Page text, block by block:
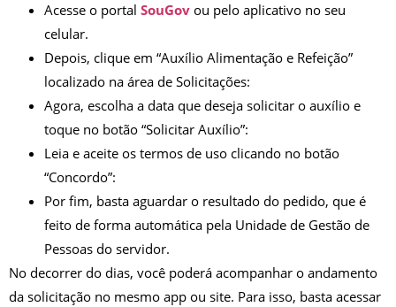
Acesse o portal SouGov ou pelo aplicativo no seu
celular.
Depois, clique em “Auxílio Alimentação e Refeição”
localizado na área de Solicitações:
Agora, escolha a data que deseja solicitar o auxílio e
toque no botão “Solicitar Auxílio”:
Leia e aceite os termos de uso clicando no botão
“Concordo”:
Por fim, basta aguardar o resultado do pedido, que é
feito de forma automática pela Unidade de Gestão de
Pessoas do servidor.
No decorrer do dias, você poderá acompanhar o andamento
da solicitação no mesmo app ou site. Para isso, basta acessar